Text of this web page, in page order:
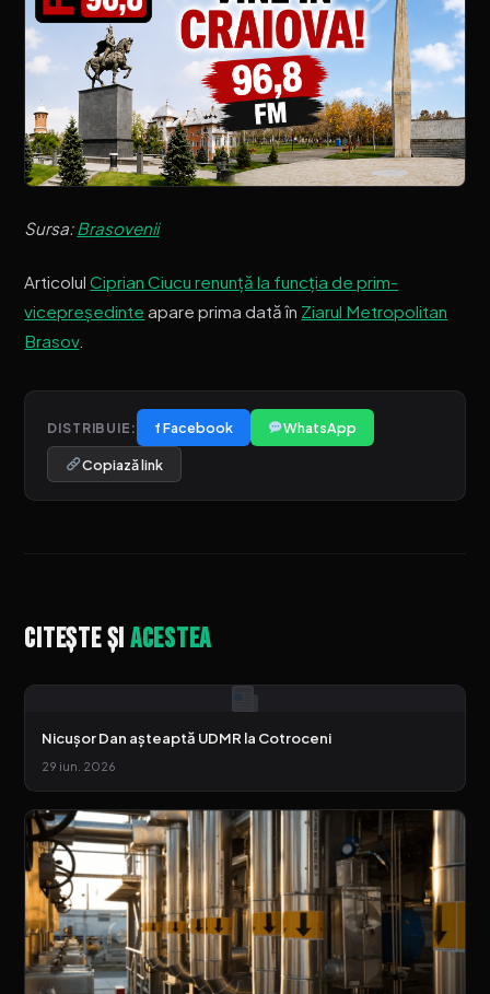
Sursa:Brasovenii
ArticolulCiprian Ciucu renunță la funcția de prim-
vicepreședinte apare prima dată în Ziarul Metropolitan
Brasov.
DISTRIBUIE: f Facebook WhatsApp
Copiază link
Citește șiacestea
Nicușor Dan așteaptă UDMR la Cotroceni
29 iun. 2026